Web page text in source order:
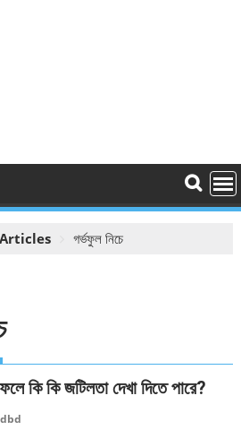
Articles গর্ভফুল নিচে
কি কি জটিলতা দেখা দিতে পারে?